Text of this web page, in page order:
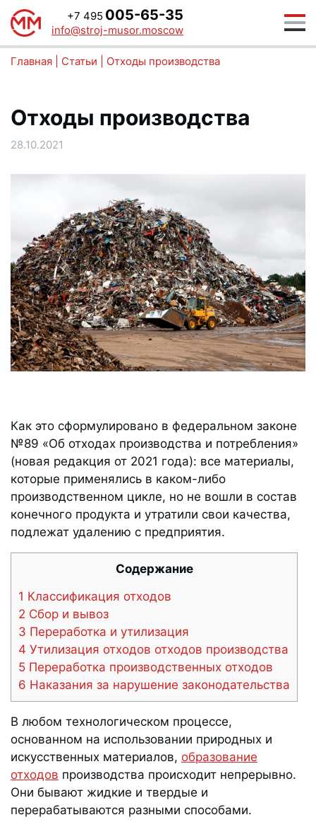
+7 495 005-65-35
info@stroj-musor.moscow
Главная Статьи Отходы производства
Отходы производства
28.10.2021
Как это сформулировано в федеральном законе
№89 «Об отходах производства и потребления»
(новая редакция от 2021 года): все материалы,
которые применялись в каком-либо
производственном цикле, но не вошли в состав
конечного продукта и утратили свои качества,
подлежат удалению с предприятия.
Содержание
1 Классификация отходов
2 Сбор и вывоз
3 Переработка и утилизация
4 Утилизация отходов отходов производства
5 Переработка производственных отходов
6 Наказания за нарушение законодательства
В любом технологическом процессе,
основанном на использовании природных и
искусственных материалов, образование
отходов производства происходит непрерывно.
Они бывают жидкие и твердые и
перерабатываются разными способами.